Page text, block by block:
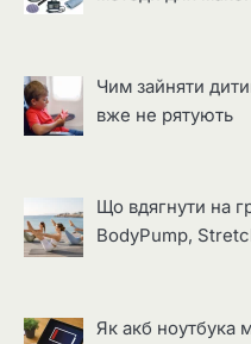
Чим зайняти
вже не рятують
Що вдягнути на
BodyPump,
Як акб ноутбука